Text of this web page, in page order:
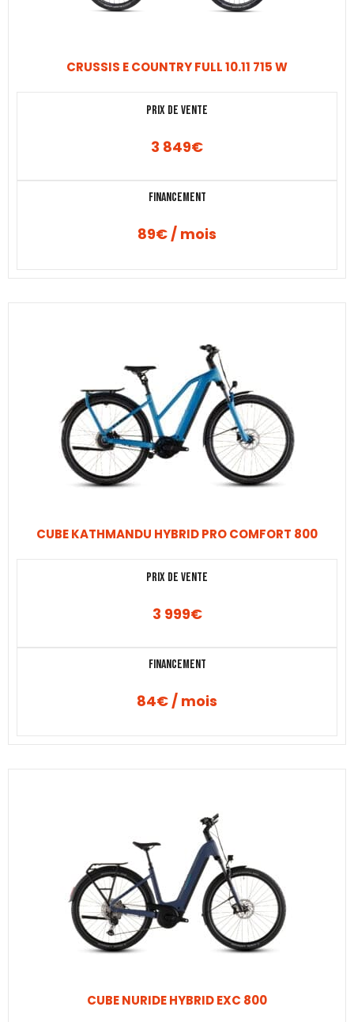
CRUSSIS E COUNTRY FULL 10.11 715 W
Prix de vente
3 849€
Financement
89€ / mois
CUBE KATHMANDU HYBRID PRO COMFORT 800
Prix de vente
3 999€
Financement
84€ / mois
CUBE NURIDE HYBRID EXC 800